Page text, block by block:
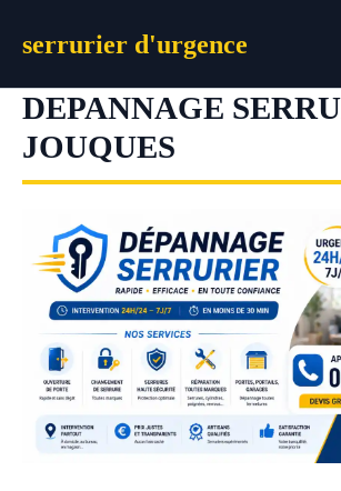
serrurier d'urgence
DEPANNAGE
JOUQUES